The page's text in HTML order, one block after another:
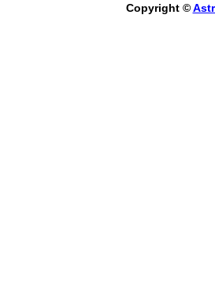
Copyright ©